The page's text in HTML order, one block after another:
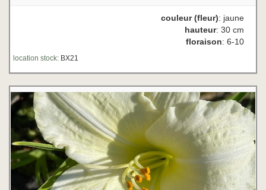
couleur (fleur): jaune
hauteur: 30 cm
floraison: 6-10
location stock: BX21